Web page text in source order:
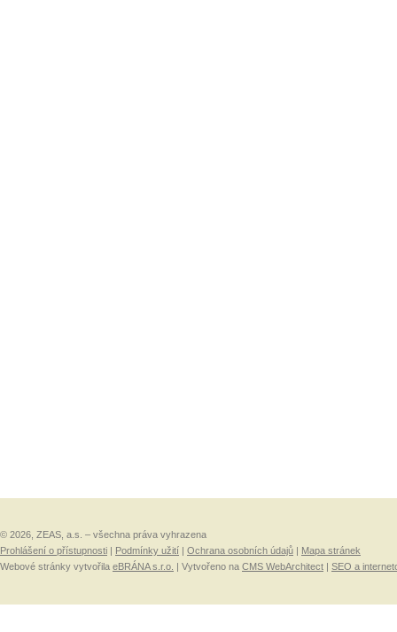
© 2026, ZEAS, a.s. – všechna práva vyhrazena
Prohlášení o přístupnosti
Podmínky užití Ochrana osobních údajů
Mapa stránek
Webové stránky vytvořila eBRÁNA s.r.o. | Vytvořeno na CMS WebArchitect SEO a